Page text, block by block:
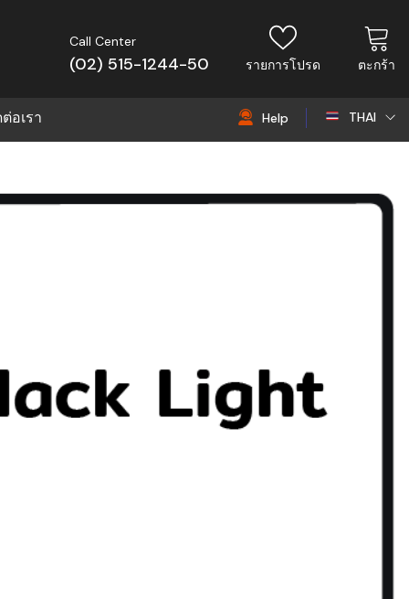
Call Center
(02) 515-1244-50 รายการโปรด ตะกร้า
อเรา Help THAI